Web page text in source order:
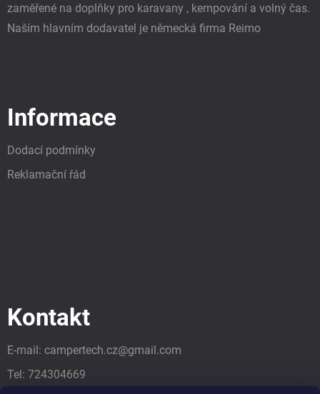
zaměřené na doplňky pro karavany , kempování a volný čas.
Naším hlavním dodavatel je německá firma Reimo
Informace
Dodací podmínky
Reklamační řád
Kontakt
E-mail: campertech.cz@gmail.com
Tel: 724304669